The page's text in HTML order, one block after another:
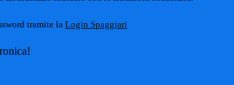
tramite la Login Spaggiari